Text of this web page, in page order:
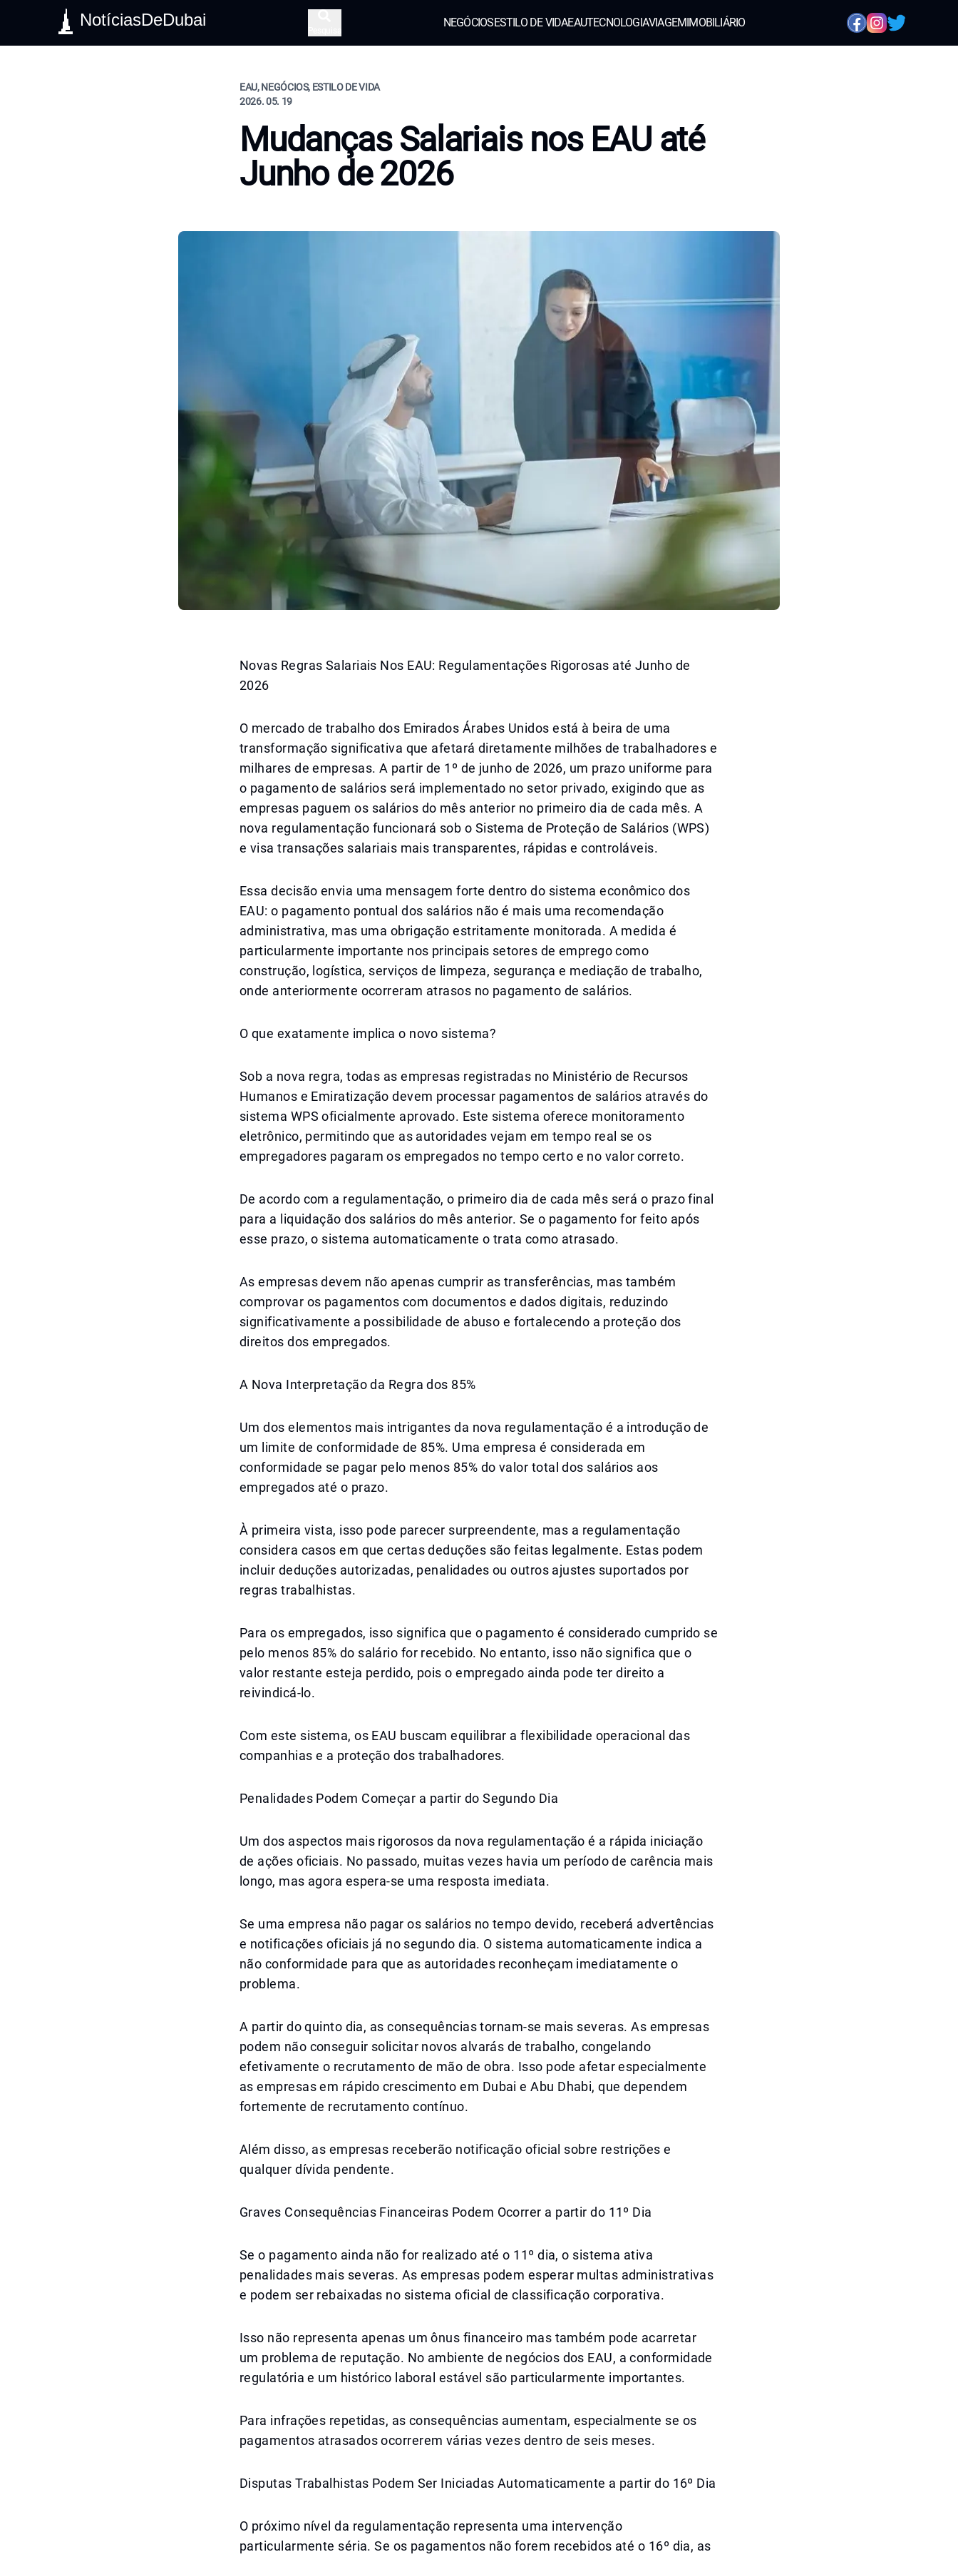
NotíciasDeDubai NEGÓCIOSESTILO DE VIDAEAUTECNOLOGIAVIAGEMIMOBILIÁRIO
EAU, NEGÓCIOS, ESTILO DE VIDA
2026. 05. 19
Mudanças Salariais nos EAU até
Junho de 2026
Novas Regras Salariais Nos EAU: Regulamentações Rigorosas até Junho de
2026
O mercado de trabalho dos Emirados Árabes Unidos está à beira de uma
transformação significativa que afetará diretamente milhões de trabalhadores e
milhares de empresas. A partir de 1º de junho de 2026, um prazo uniforme para
o pagamento de salários será implementado no setor privado, exigindo que as
empresas paguem os salários do mês anterior no primeiro dia de cada mês. A
nova regulamentação funcionará sob o Sistema de Proteção de Salários (WPS)
e visa transações salariais mais transparentes, rápidas e controláveis.
Essa decisão envia uma mensagem forte dentro do sistema econômico dos
EAU: o pagamento pontual dos salários não é mais uma recomendação
administrativa, mas uma obrigação estritamente monitorada. A medida é
particularmente importante nos principais setores de emprego como
construção, logística, serviços de limpeza, segurança e mediação de trabalho,
onde anteriormente ocorreram atrasos no pagamento de salários.
O que exatamente implica o novo sistema?
Sob a nova regra, todas as empresas registradas no Ministério de Recursos
Humanos e Emiratização devem processar pagamentos de salários através do
sistema WPS oficialmente aprovado. Este sistema oferece monitoramento
eletrônico, permitindo que as autoridades vejam em tempo real se os
empregadores pagaram os empregados no tempo certo e no valor correto.
De acordo com a regulamentação, o primeiro dia de cada mês será o prazo final
para a liquidação dos salários do mês anterior. Se o pagamento for feito após
esse prazo, o sistema automaticamente o trata como atrasado.
As empresas devem não apenas cumprir as transferências, mas também
comprovar os pagamentos com documentos e dados digitais, reduzindo
significativamente a possibilidade de abuso e fortalecendo a proteção dos
direitos dos empregados.
A Nova Interpretação da Regra dos 85%
Um dos elementos mais intrigantes da nova regulamentação é a introdução de
um limite de conformidade de 85%. Uma empresa é considerada em
conformidade se pagar pelo menos 85% do valor total dos salários aos
empregados até o prazo.
À primeira vista, isso pode parecer surpreendente, mas a regulamentação
considera casos em que certas deduções são feitas legalmente. Estas podem
incluir deduções autorizadas, penalidades ou outros ajustes suportados por
regras trabalhistas.
Para os empregados, isso significa que o pagamento é considerado cumprido se
pelo menos 85% do salário for recebido. No entanto, isso não significa que o
valor restante esteja perdido, pois o empregado ainda pode ter direito a
reivindicá-lo.
Com este sistema, os EAU buscam equilibrar a flexibilidade operacional das
companhias e a proteção dos trabalhadores.
Penalidades Podem Começar a partir do Segundo Dia
Um dos aspectos mais rigorosos da nova regulamentação é a rápida iniciação
de ações oficiais. No passado, muitas vezes havia um período de carência mais
longo, mas agora espera-se uma resposta imediata.
Se uma empresa não pagar os salários no tempo devido, receberá advertências
e notificações oficiais já no segundo dia. O sistema automaticamente indica a
não conformidade para que as autoridades reconheçam imediatamente o
problema.
A partir do quinto dia, as consequências tornam-se mais severas. As empresas
podem não conseguir solicitar novos alvarás de trabalho, congelando
efetivamente o recrutamento de mão de obra. Isso pode afetar especialmente
as empresas em rápido crescimento em Dubai e Abu Dhabi, que dependem
fortemente de recrutamento contínuo.
Além disso, as empresas receberão notificação oficial sobre restrições e
qualquer dívida pendente.
Graves Consequências Financeiras Podem Ocorrer a partir do 11º Dia
Se o pagamento ainda não for realizado até o 11º dia, o sistema ativa
penalidades mais severas. As empresas podem esperar multas administrativas
e podem ser rebaixadas no sistema oficial de classificação corporativa.
Isso não representa apenas um ônus financeiro mas também pode acarretar
um problema de reputação. No ambiente de negócios dos EAU, a conformidade
regulatória e um histórico laboral estável são particularmente importantes.
Para infrações repetidas, as consequências aumentam, especialmente se os
pagamentos atrasados ocorrerem várias vezes dentro de seis meses.
Disputas Trabalhistas Podem Ser Iniciadas Automaticamente a partir do 16º Dia
O próximo nível da regulamentação representa uma intervenção
particularmente séria. Se os pagamentos não forem recebidos até o 16º dia, as